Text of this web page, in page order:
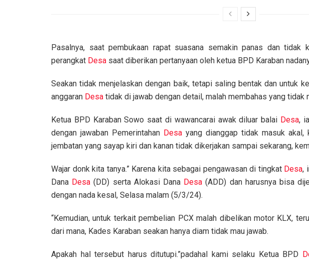
Pasalnya, saat pembukaan rapat suasana semakin panas dan tidak
perangkat Desa saat diberikan pertanyaan oleh ketua BPD Karaban
Seakan tidak menjelaskan dengan baik, tetapi saling bentak dan untuk
anggaran Desa tidak di jawab dengan detail, malah membahas yang tidak
Ketua BPD Karaban Sowo saat di wawancarai awak diluar balai Desa,
dengan jawaban Pemerintahan Desa yang dianggap tidak masuk akal,
jembatan yang sayap kiri dan kanan tidak dikerjakan sampai sekarang,
Wajar donk kita tanya.” Karena kita sebagai pengawasan di tingkat Desa,
Dana Desa (DD) serta Alokasi Dana Desa (ADD) dan harusnya bisa
dengan nada kesal, Selasa malam (5/3/24).
“Kemudian, untuk terkait pembelian PCX malah dibelikan motor KLX,
dari mana, Kades Karaban seakan hanya diam tidak mau jawab.
Apakah hal tersebut harus ditutupi.”padahal kami selaku Ketua BPD